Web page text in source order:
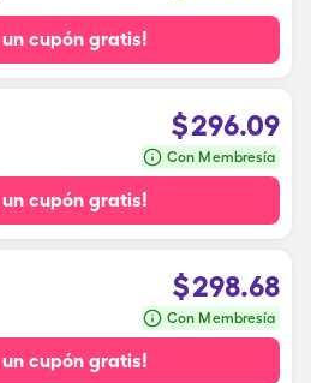
un cupón gratis!
$296.09
Con Membresía
un cupón gratis!
$298.68
Con Membresía
un cupón gratis!